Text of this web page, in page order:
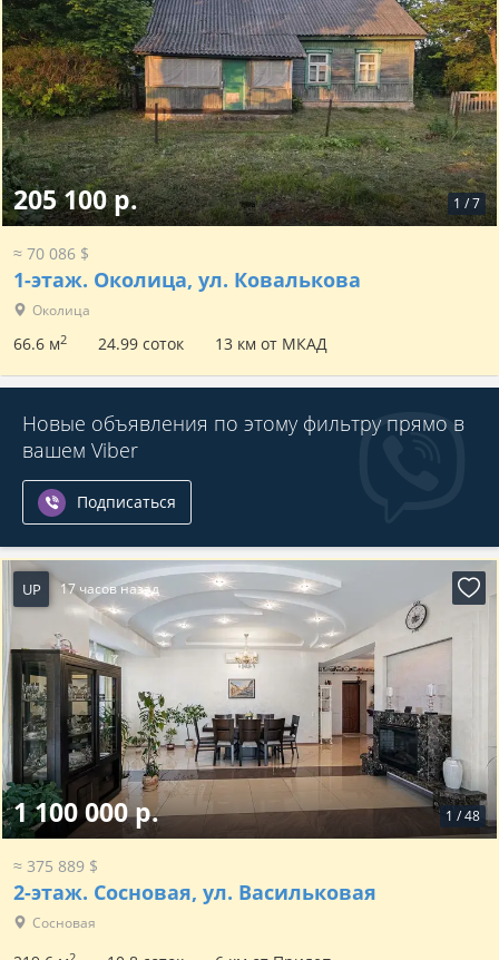
1 /7
205 100 р.
≈ 70 086 $
1-этаж. Околица, ул. Ковалькова
Околица
66.6 м2 24.99 соток 13 км от МКАД
Новые объявления по этому фильтру прямо в
вашем Viber
Подписаться
UP 17 часов назад
1 /48
1 100 000 р.
≈ 375 889 $
2-этаж. Сосновая, ул. Васильковая
Сосновая